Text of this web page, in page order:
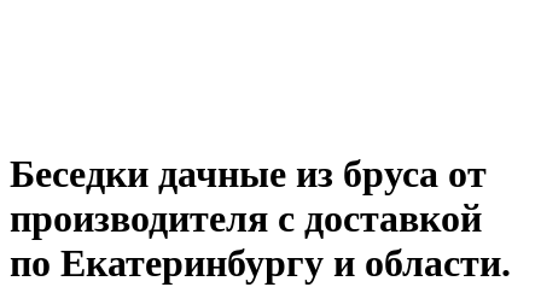
Беседки дачные из бруса от
производителя с доставкой
по Екатеринбургу и области.